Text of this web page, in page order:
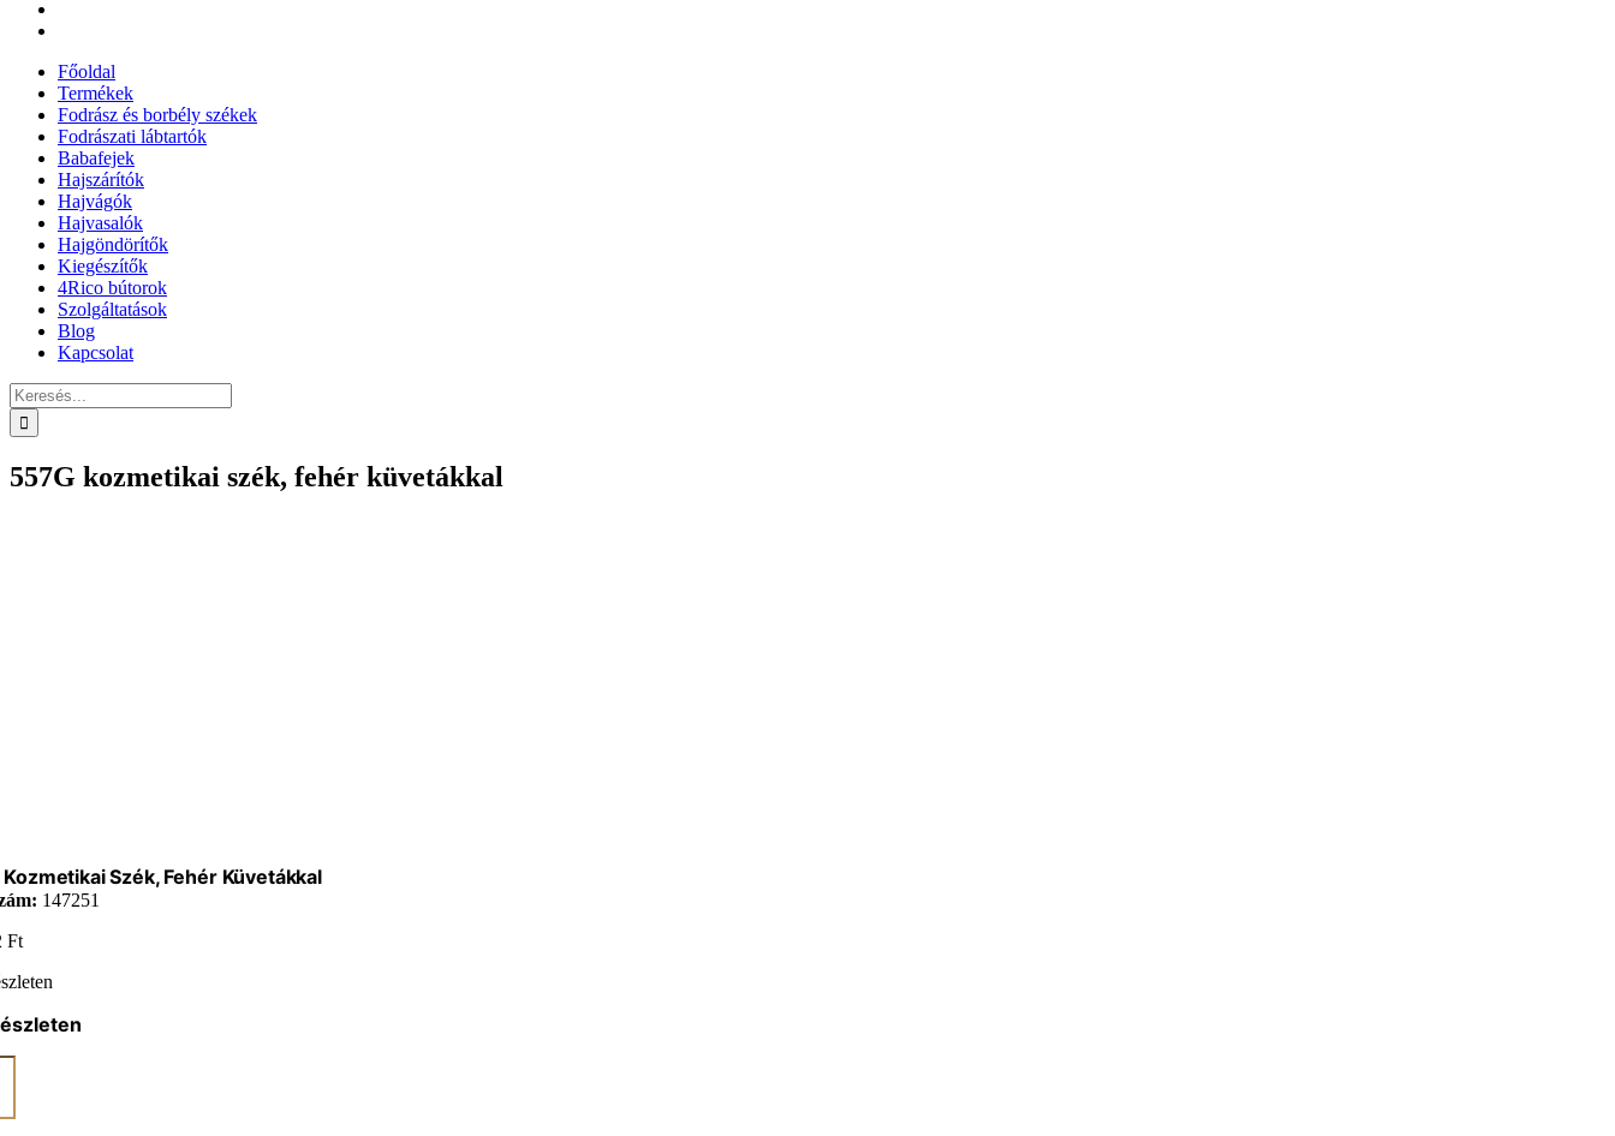
Főoldal
Termékek
Fodrász és borbély székek
Fodrászati lábtartók
Babafejek
Hajszárítók
Hajvágók
Hajvasalók
Hajgöndörítők
Kiegészítők
4Rico bútorok
Szolgáltatások
Blog
Kapcsolat
Keresés...
557G kozmetikai szék, fehér küvetákkal
Szék, Fehér Küvetákkal
147251
Ft